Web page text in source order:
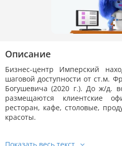
Описание
Бизнес-центр Имперский
шаговой доступности от ст.м.
Богушевича (2020 г.). До ж/д.
размещаются клиентские
ресторан, кафе, столовые,
красоты.